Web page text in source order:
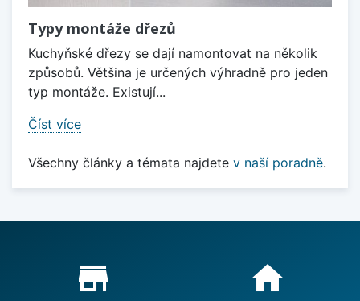
Typy montáže dřezů
Kuchyňské dřezy se dají namontovat na několik
způsobů. Většina je určených výhradně pro jeden
typ montáže. Existují...
Číst více
Všechny články a témata najdete v naší poradně.
Proč nakupovat u nás?
store_mall_directory home